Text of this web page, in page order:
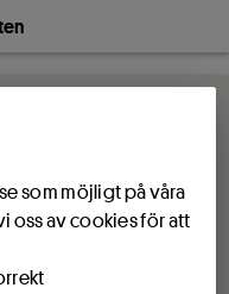
som möjligt på våra
oss av cookies för att